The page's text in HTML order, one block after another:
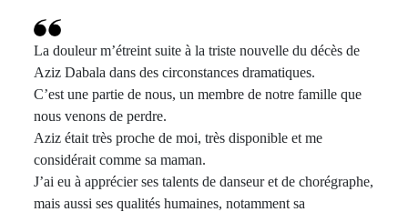
La douleur m’étreint suite à la triste nouvelle du décès de
Aziz Dabala dans des circonstances dramatiques.
C’est une partie de nous, un membre de notre famille que
nous venons de perdre.
Aziz était très proche de moi, très disponible et me
considérait comme sa maman.
J’ai eu à apprécier ses talents de danseur et de chorégraphe,
mais aussi ses qualités humaines, notamment sa